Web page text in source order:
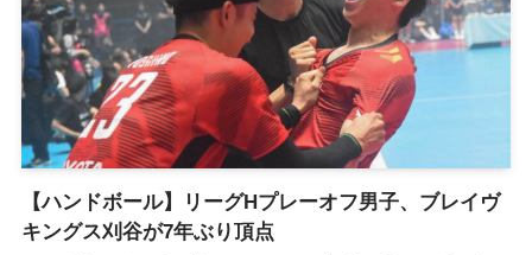
【ハンドボール】リーグHプレーオフ男子、ブレイヴ
キングス刈谷が7年ぶり頂点